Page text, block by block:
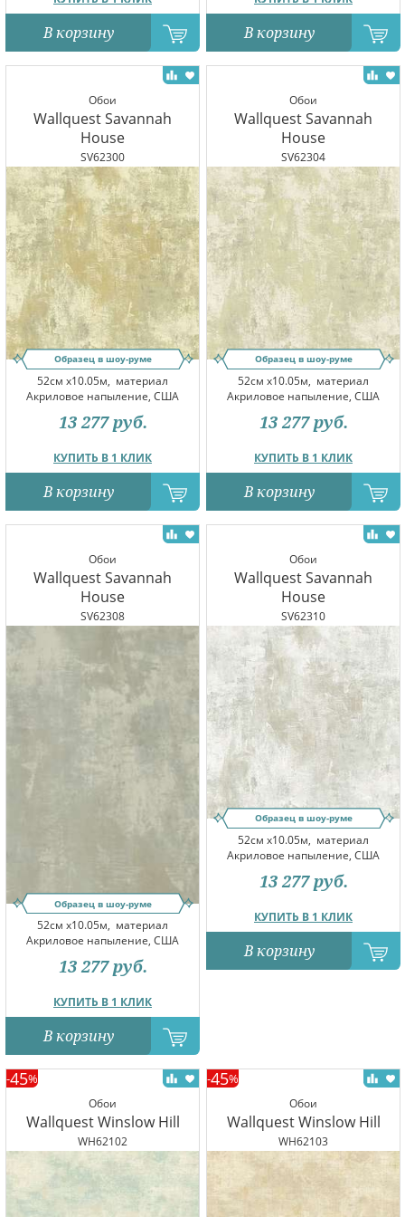
В корзину В корзину
Обои
Wallquest Savannah
House
SV62300
Образец в шоу-руме
52см x10.05м, материал
Акриловое напыление, США
КУПИТЬ В 1 КЛИК
13 277 руб.
В корзину
Обои
Wallquest Savannah
House
SV62304
Образец в шоу-руме
52см x10.05м, материал
Акриловое напыление, США
КУПИТЬ В 1 КЛИК
13 277 руб.
В корзину
Обои
Wallquest Savannah
House
SV62308
Образец в шоу-руме
52см x10.05м, материал
Акриловое напыление, США
КУПИТЬ В 1 КЛИК
13 277 руб.
В корзину
Обои
Wallquest Savannah
House
SV62310
Образец в шоу-руме
52см x10.05м, материал
Акриловое напыление, США
КУПИТЬ В 1 КЛИК
13 277 руб.
В корзину
Обои
Wallquest Winslow Hill
WH62102
-45%
Обои
Wallquest Winslow Hill
WH62103
-45%